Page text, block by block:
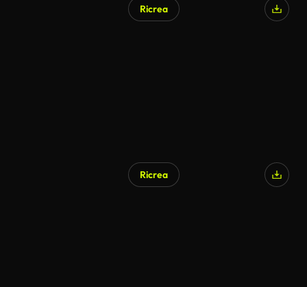
Ricrea
Ricrea